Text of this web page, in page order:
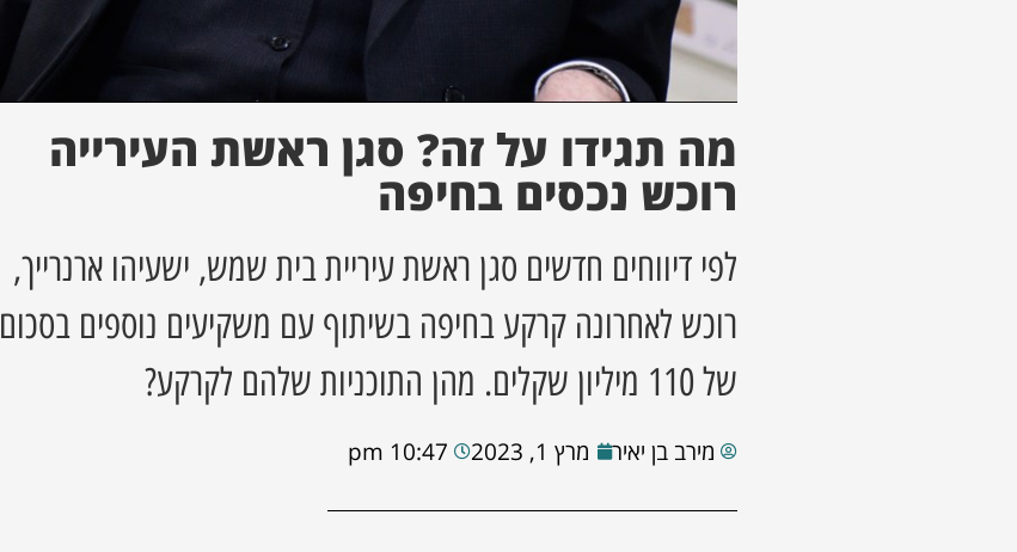
מה תגידו על זה? סגן ראשת העירייה
רוכש נכסים בחיפה
לפי דיווחים חדשים סגן ראשת עיריית בית שמש, ישעיהו ארנרייך,
רוכש לאחרונה קרקע בחיפה בשיתוף עם משקיעים נוספים בסכום
של 110 מיליון שקלים. מהן התוכניות שלהם לקרקע?
מירב בן יאיר מרץ 1, 2023 10:47 pm